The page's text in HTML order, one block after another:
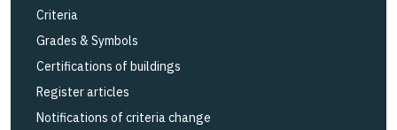
Criteria
Grades & Symbols
Certifications of buildings
Register articles
Notifications of criteria change